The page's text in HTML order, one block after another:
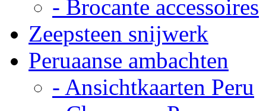
- Brocante accessoires
Zeepsteen snijwerk
Peruaanse ambachten
- Ansichtkaarten Peru